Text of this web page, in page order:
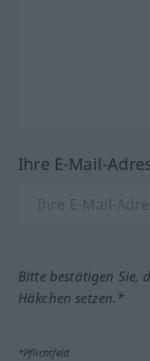
Ihre E-Mail-
Bitte bestätigen Sie,
Häkchen setzen.*
*Pflichtfeld